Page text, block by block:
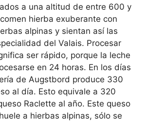
a una altitud de entre 600 y
hierba exuberante con
alpinas y sientan así las
del Valais. Procesar
ser rápido, porque la leche
en 24 horas. En los días
de Augstbord produce 330
al día. Esto equivale a 320
Raclette al año. Este queso
a hierbas alpinas, sólo se